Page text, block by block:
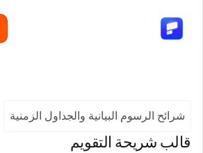
شرائح الرسوم البيانية والجداول الزمنية
قالب شريحة التقويم